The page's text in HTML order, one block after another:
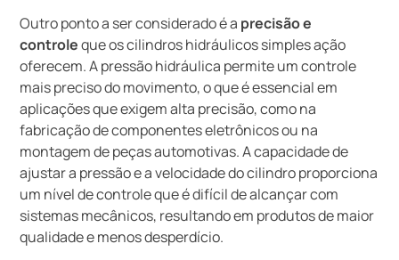
Outro ponto a ser considerado é a precisão e
controleque os cilindros hidráulicos simples ação
oferecem. A pressão hidráulica permite um controle
mais preciso do movimento, o que é essencial em
aplicações que exigem alta precisão, como na
fabricação de componentes eletrônicos ou na
montagem de peças automotivas. A capacidade de
ajustar a pressão e a velocidade do cilindro proporciona
um nível de controle que é difícil de alcançar com
sistemas mecânicos, resultando em produtos de maior
qualidade e menos desperdício.